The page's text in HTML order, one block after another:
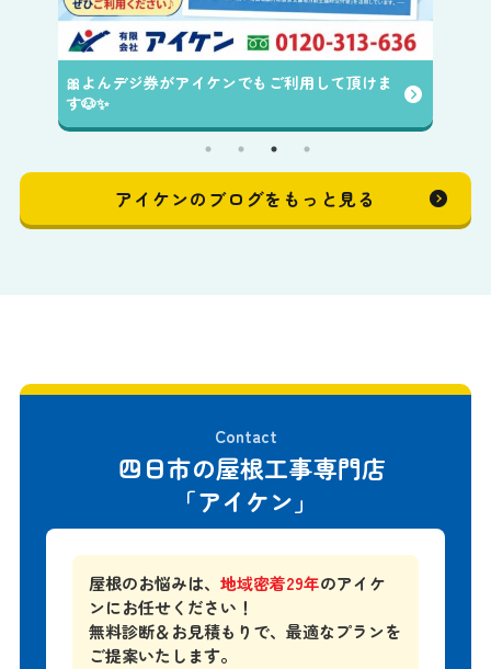
🎀よんデジ券がアイケンでもご利用して頂けま
す🐶✨️
アイケンのブログをもっと見る
Contact
四日市の屋根工事専門店
「アイケン」
屋根のお悩みは、地域密着29年のアイケ
ンにお任せください！
無料診断＆お見積もりで、最適なプランを
ご提案いたします。